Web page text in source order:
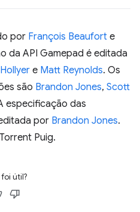
por François Beaufort e
da API Gamepad é editada
e Matt Reynolds. Os
são Brandon Jones, Scott
especificação das
por Brandon Jones.
Puig.
foi útil?